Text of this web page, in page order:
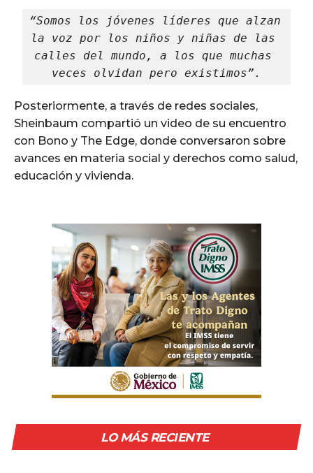
“Somos los jóvenes líderes que alzan
la voz por los niños y niñas de las
calles del mundo, a los que muchas
veces olvidan pero existimos”.
Posteriormente, a través de redes sociales,
Sheinbaum compartió un video de su encuentro
con Bono y The Edge, donde conversaron sobre
avances en materia social y derechos como salud,
educación y vivienda.
LO MÁS RECIENTE